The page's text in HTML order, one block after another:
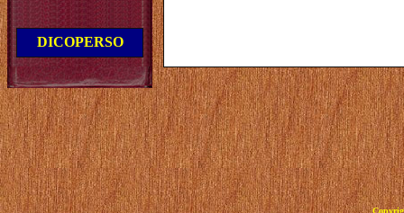
DICOPERSO